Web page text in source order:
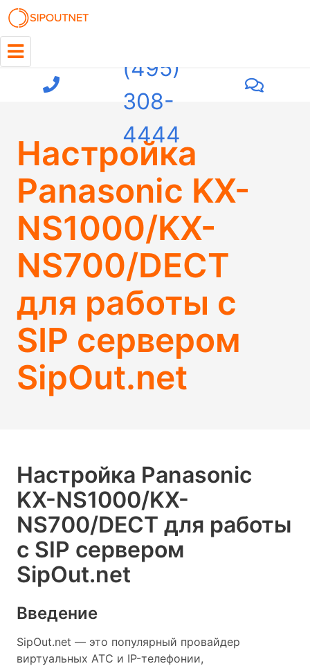
(495)
308-
4444
Настройка
Panasonic KX-
NS1000/KX-
NS700/DECT
для работы с
SIP сервером
SipOut.net
Настройка Panasonic
KX-NS1000/KX-
NS700/DECT для работы
с SIP сервером
SipOut.net
Введение
SipOut.net — это популярный провайдер
виртуальных АТС и IP-телефонии,